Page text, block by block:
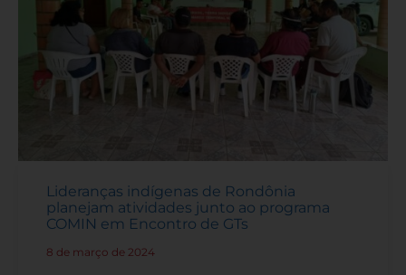
Lideranças indígenas de Rondônia
planejam atividades junto ao programa
COMIN em Encontro de GTs
8 de março de 2024